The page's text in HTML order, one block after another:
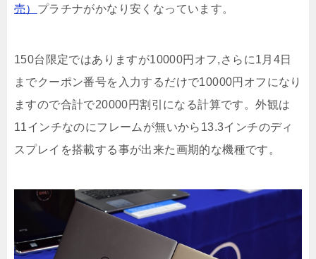
売） プラチナがかなり安くなっています。
150台限定ではありますが10000円オフ,さらに1月4日
までクーポン番号を入力するだけで10000円オフになり
ますので合計で20000円割引になる計算です。外観は
11インチなのにフレームが無いから13.3インチのディ
スプレイを搭載する事が出来た画期的な機種です。